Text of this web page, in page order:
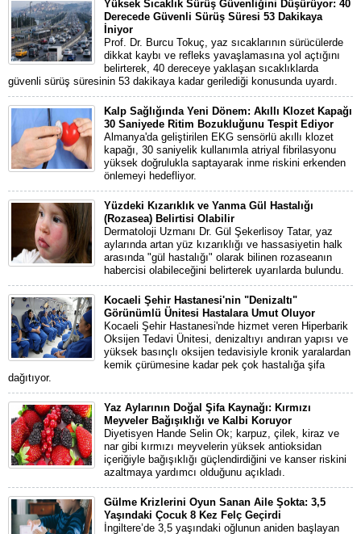
Yüksek Sıcaklık Sürüş Güvenliğini Düşürüyor: 40
Derecede Güvenli Sürüş Süresi 53 Dakikaya
İniyor
Prof. Dr. Burcu Tokuç, yaz sıcaklarının sürücülerde
dikkat kaybı ve refleks yavaşlamasına yol açtığını
belirterek, 40 dereceye yaklaşan sıcaklıklarda
güvenli sürüş süresinin 53 dakikaya kadar gerilediği konusunda uyardı.
Kalp Sağlığında Yeni Dönem: Akıllı Klozet Kapağı
30 Saniyede Ritim Bozukluğunu Tespit Ediyor
Almanya'da geliştirilen EKG sensörlü akıllı klozet
kapağı, 30 saniyelik kullanımla atriyal fibrilasyonu
yüksek doğrulukla saptayarak inme riskini erkenden
önlemeyi hedefliyor.
Yüzdeki Kızarıklık ve Yanma Gül Hastalığı
(Rozasea) Belirtisi Olabilir
Dermatoloji Uzmanı Dr. Gül Şekerlisoy Tatar, yaz
aylarında artan yüz kızarıklığı ve hassasiyetin halk
arasında "gül hastalığı" olarak bilinen rozaseanın
habercisi olabileceğini belirterek uyarılarda bulundu.
Kocaeli Şehir Hastanesi'nin "Denizaltı"
Görünümlü Ünitesi Hastalara Umut Oluyor
Kocaeli Şehir Hastanesi'nde hizmet veren Hiperbarik
Oksijen Tedavi Ünitesi, denizaltıyı andıran yapısı ve
yüksek basınçlı oksijen tedavisiyle kronik yaralardan
kemik çürümesine kadar pek çok hastalığa şifa
dağıtıyor.
Yaz Aylarının Doğal Şifa Kaynağı: Kırmızı
Meyveler Bağışıklığı ve Kalbi Koruyor
Diyetisyen Hande Selin Ok; karpuz, çilek, kiraz ve
nar gibi kırmızı meyvelerin yüksek antioksidan
içeriğiyle bağışıklığı güçlendirdiğini ve kanser riskini
azaltmaya yardımcı olduğunu açıkladı.
Gülme Krizlerini Oyun Sanan Aile Şokta: 3,5
Yaşındaki Çocuk 8 Kez Felç Geçirdi
İngiltere’de 3,5 yaşındaki oğlunun aniden başlayan